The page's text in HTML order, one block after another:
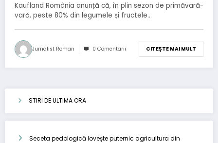
Kaufland România anunță că, în plin sezon de primăvară-
vară, peste 80% din legumele și fructele…
Jurnalist Roman 0 Comentarii CITEȘTE MAI MULT
STIRI DE ULTIMA ORA
Seceta pedologică lovește puternic agricultura din